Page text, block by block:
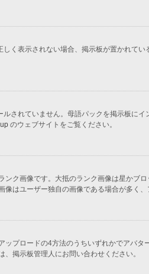
く表示されない場合、掲示板が置かれて
されていません。母語パックを掲示板に
のウェブサイトをご覧ください。
ク画像です。大抵のランク画像は星かブ
はユーザー独自の画像である場合が多く、
ップロードの4方法のうちいずれかでアバ
掲示板管理人にお問い合わせください。